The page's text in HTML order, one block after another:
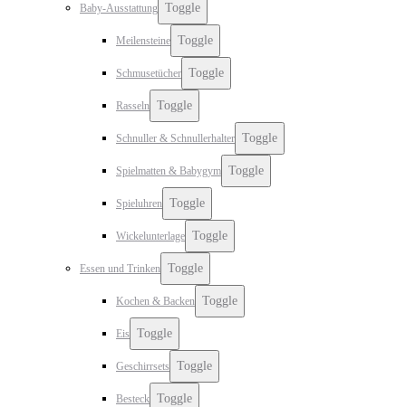
Baby-Ausstattung Toggle
Meilensteine Toggle
Schmusetücher Toggle
Rasseln Toggle
Schnuller & Schnullerhalter Toggle
Spielmatten & Babygym Toggle
Spieluhren Toggle
Wickelunterlage Toggle
Essen und Trinken Toggle
Kochen & Backen Toggle
Eis Toggle
Geschirrsets Toggle
Besteck Toggle